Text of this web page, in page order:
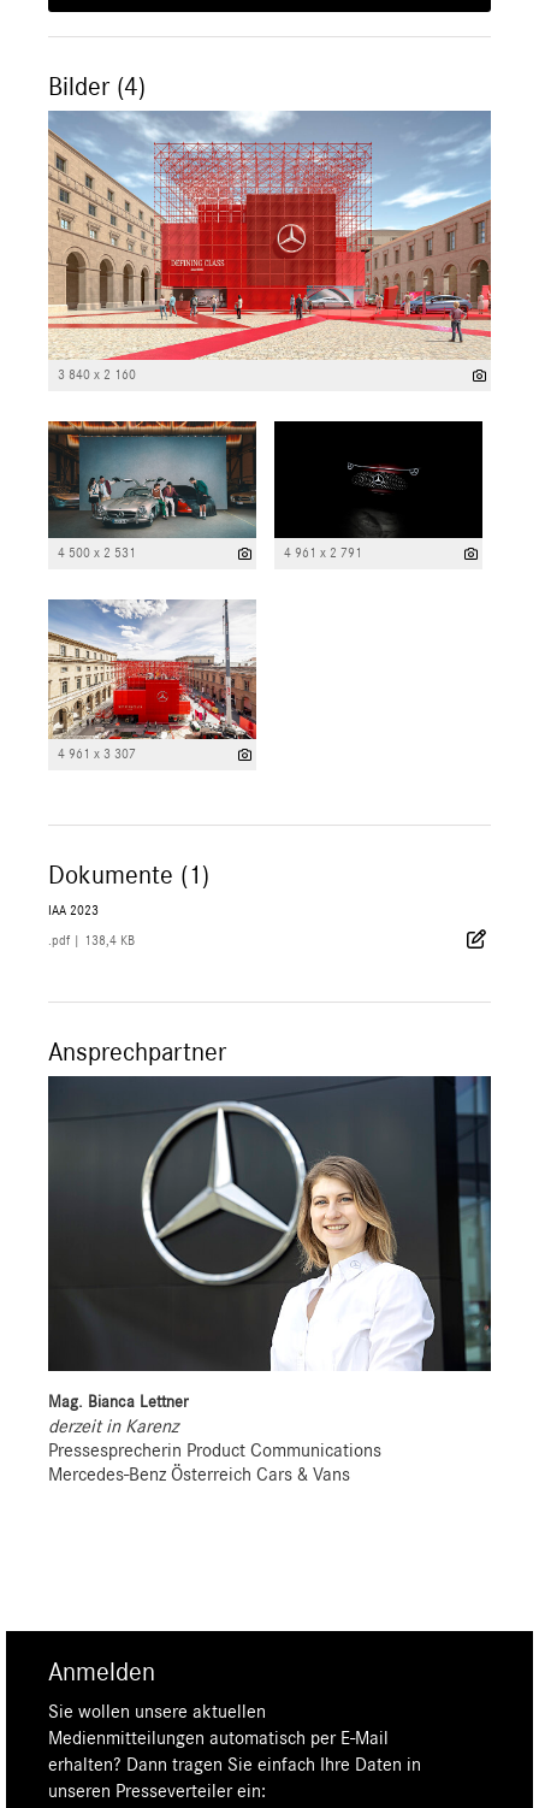
Bilder (4)
3 840 x 2 160
4 500 x 2 531 4 961 x 2 791
4 961 x 3 307
Dokumente (1)
IAA 2023
.pdf 138,4 KB
Ansprechpartner
Mag. Bianca Lettner
derzeit in Karenz
Pressesprecherin Product Communications
Mercedes-Benz Österreich Cars & Vans
Anmelden
Sie wollen unsere aktuellen
Medienmitteilungen automatisch per E-Mail
erhalten? Dann tragen Sie einfach Ihre Daten in
unseren Presseverteiler ein: